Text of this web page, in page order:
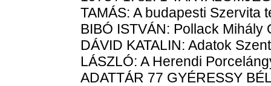
TAMÁS: A budapesti Szervita
BIBÓ ISTVÁN: Pollack Mihály
DÁVID KATALIN: Adatok
LÁSZLÓ: A Herendi
ADATTÁR 77 GYÉRESSY